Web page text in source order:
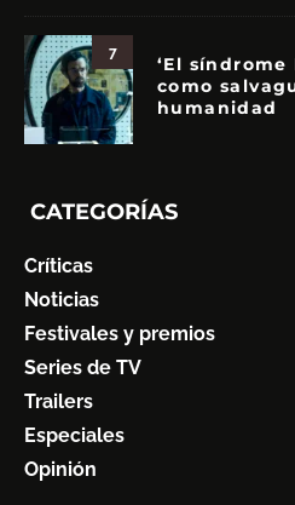
7
‘El
como
humanidad
CATEGORÍAS
Críticas
Noticias
Festivales y premios
Series de TV
Trailers
Especiales
Opinión